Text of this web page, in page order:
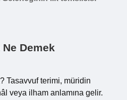
Demek
Tasavvuf terimi, müridin
veya ilham anlamına gelir.